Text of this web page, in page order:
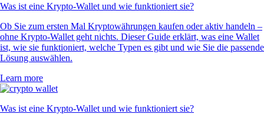
Was ist eine Krypto-Wallet und wie funktioniert sie?
Ob Sie zum ersten Mal Kryptowährungen kaufen oder aktiv handeln –
ohne Krypto-Wallet geht nichts. Dieser Guide erklärt, was eine Wallet
ist, wie sie funktioniert, welche Typen es gibt und wie Sie die passende
Lösung auswählen.
Learn more
Was ist eine Krypto-Wallet und wie funktioniert sie?